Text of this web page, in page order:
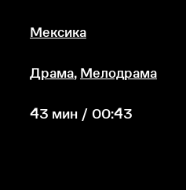
Мексика
Драма, Мелодрама
43 мин / 00:43